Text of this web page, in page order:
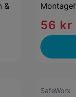
&
56 kr
SafeWorx